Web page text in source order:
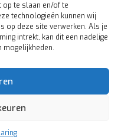
te slaan en/of te
technologieën kunnen wij
op deze site verwerken. Als je
intrekt, kan dit een nadelige
mogelijkheden.